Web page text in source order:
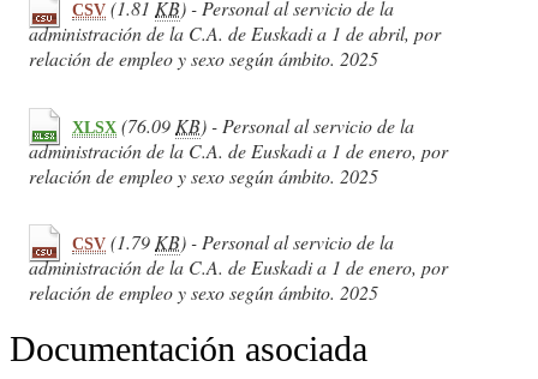
CSV (1.81 KB) - Personal al servicio de la
administración de la C.A. de Euskadi a 1 de abril, por
relación de empleo y sexo según ámbito. 2025
XLSX (76.09 KB) - Personal al servicio de la
administración de la C.A. de Euskadi a 1 de enero, por
relación de empleo y sexo según ámbito. 2025
CSV (1.79 KB) - Personal al servicio de la
administración de la C.A. de Euskadi a 1 de enero, por
relación de empleo y sexo según ámbito. 2025
Documentación asociada